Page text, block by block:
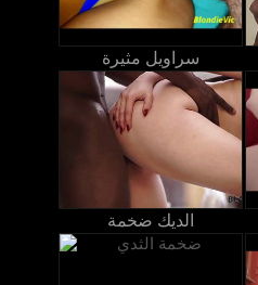
سراويل مثيرة
الديك ضخمة